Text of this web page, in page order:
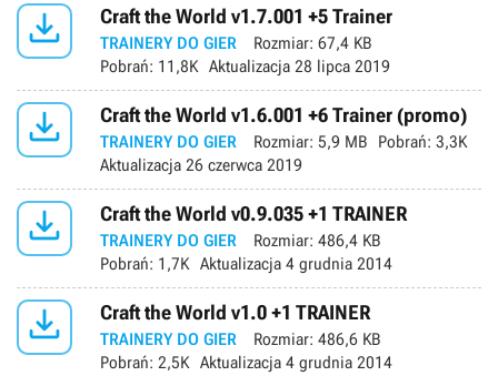
 Craft the World v1.7.001 +5 Trainer
TRAINERY DO GIER Rozmiar: 67,4 KB
Pobrań: 11,8K Aktualizacja 28 lipca 2019
 Craft the World v1.6.001 +6 Trainer (promo)
TRAINERY DO GIER Rozmiar: 5,9 MB Pobrań: 3,3K
Aktualizacja 26 czerwca 2019
 Craft the World v0.9.035 +1 TRAINER
TRAINERY DO GIER Rozmiar: 486,4 KB
Pobrań: 1,7K Aktualizacja 4 grudnia 2014
 Craft the World v1.0 +1 TRAINER
TRAINERY DO GIER Rozmiar: 486,6 KB
Pobrań: 2,5K Aktualizacja 4 grudnia 2014